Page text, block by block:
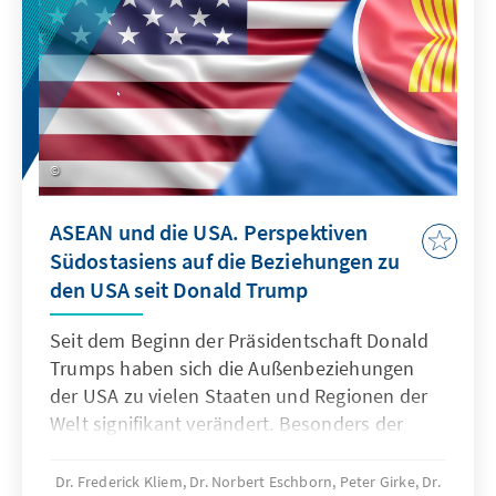
ASEAN und die USA. Perspektiven
Südostasiens auf die Beziehungen zu
den USA seit Donald Trump
Seit dem Beginn der Präsidentschaft Donald
Trumps haben sich die Außenbeziehungen
der USA zu vielen Staaten und Regionen der
Welt signifikant verändert. Besonders der
die deutliche Abkehr von den Politiken der
Dr. Frederick Kliem, Dr. Norbert Eschborn, Peter Girke, Dr.